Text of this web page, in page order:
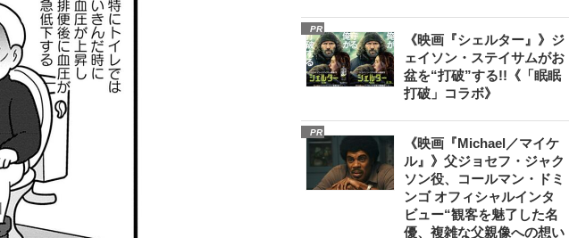
PR
《映画『シェルター』》ジ
ェイソン・ステイサムがお
盆を“打破”する!!《「眠眠
打破」コラボ》
PR
《映画『Michael／マイケ
ル』》父ジョセフ・ジャク
ソン役、コールマン・ドミ
ンゴ オフィシャルインタ
ビュー“観客を魅了した名
優、複雑な父親像への想い